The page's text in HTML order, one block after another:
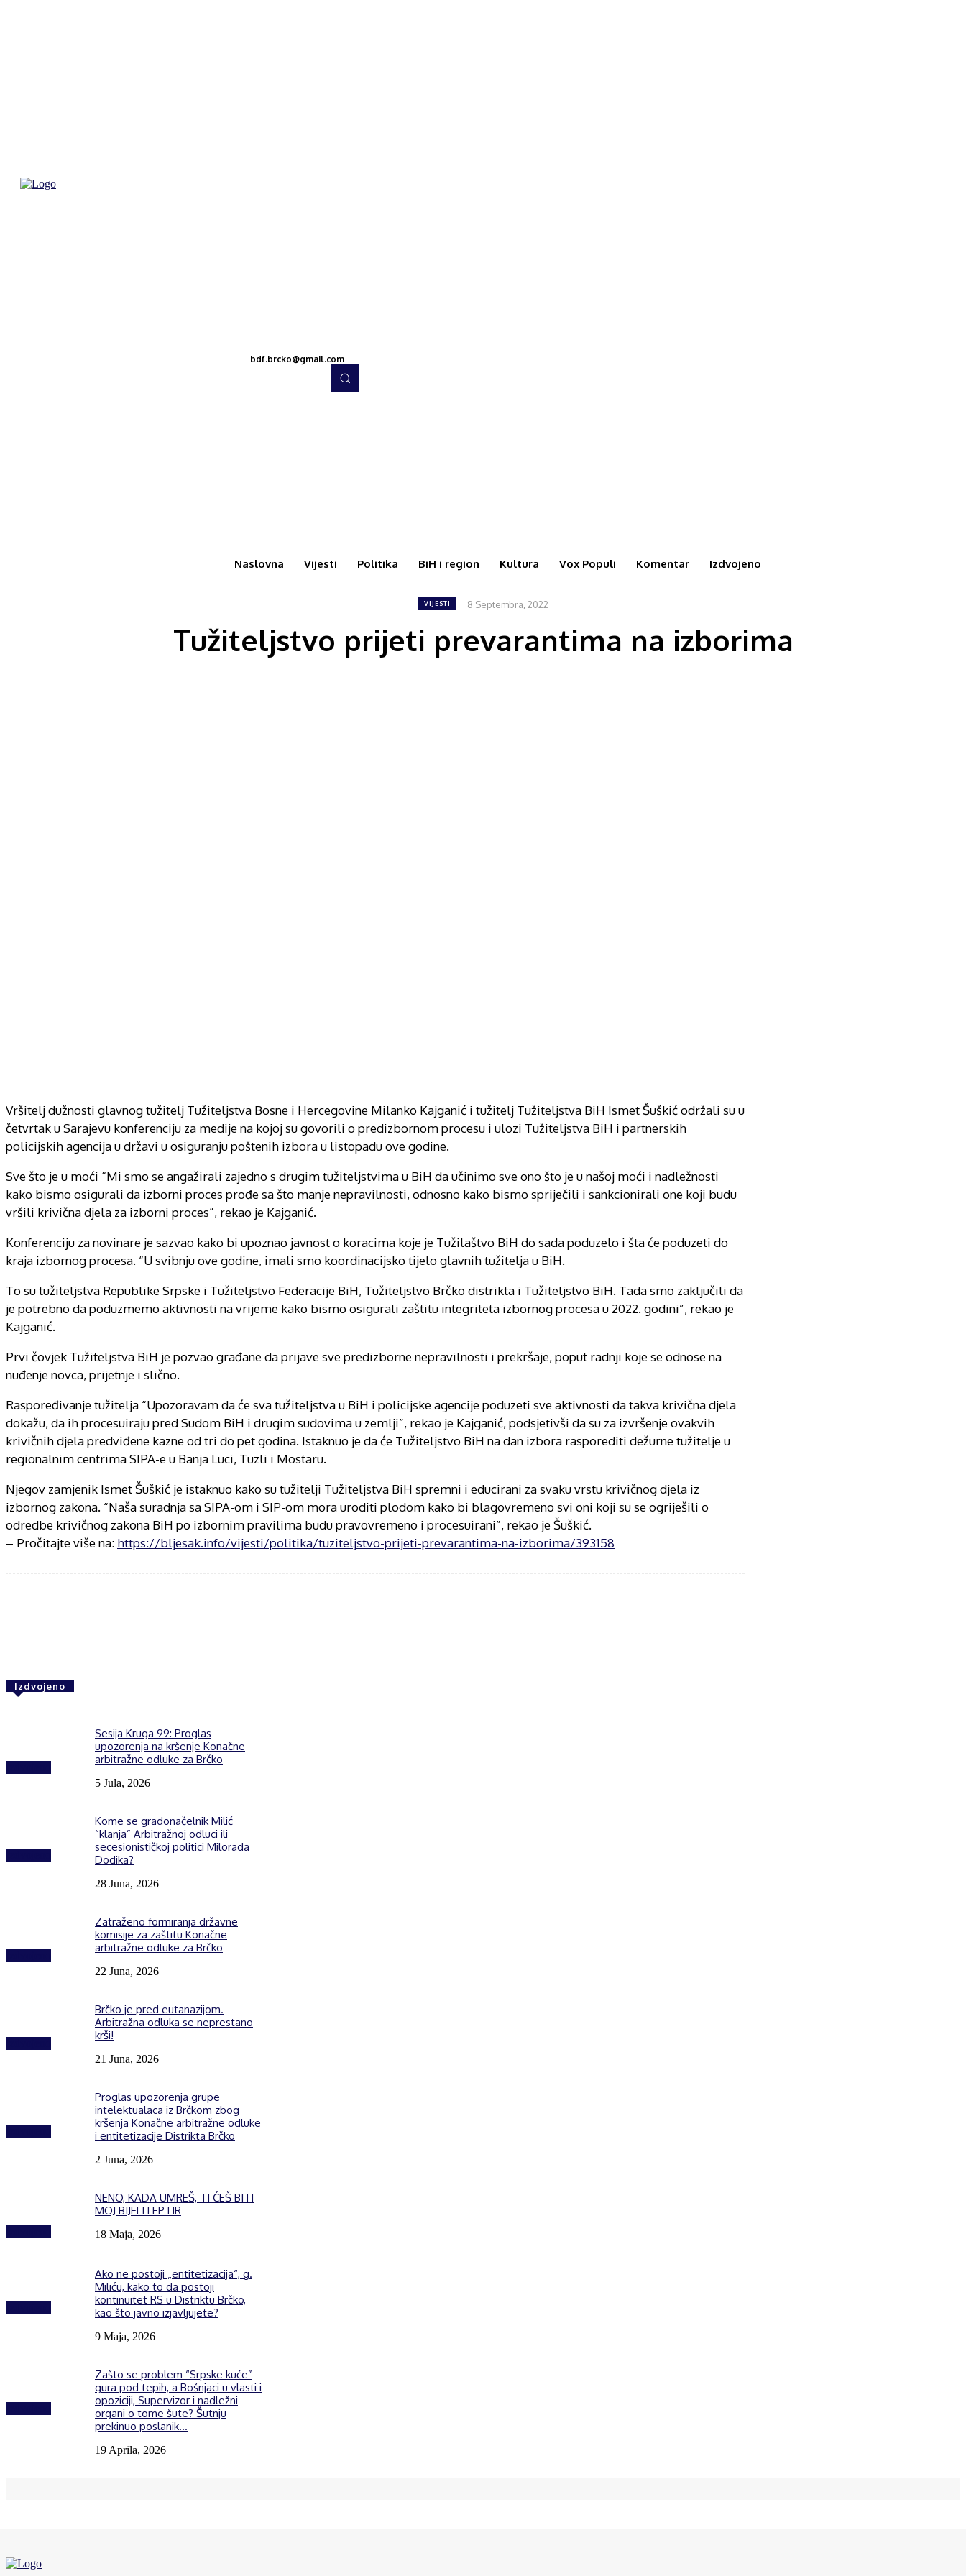
bdf.brcko@gmail.com
Naslovna Vijesti Politika BiH i region Kultura Vox Populi Komentar Izdvojeno
VIJESTI 8 Septembra, 2022
Tužiteljstvo prijeti prevarantima na izborima
Vršitelj dužnosti glavnog tužitelj Tužiteljstva Bosne i Hercegovine Milanko Kajganić i tužitelj Tužiteljstva BiH Ismet Šuškić održali su u
četvrtak u Sarajevu konferenciju za medije na kojoj su govorili o predizbornom procesu i ulozi Tužiteljstva BiH i partnerskih
policijskih agencija u državi u osiguranju poštenih izbora u listopadu ove godine.
Sve što je u moći “Mi smo se angažirali zajedno s drugim tužiteljstvima u BiH da učinimo sve ono što je u našoj moći i nadležnosti
kako bismo osigurali da izborni proces prođe sa što manje nepravilnosti, odnosno kako bismo spriječili i sankcionirali one koji budu
vršili krivična djela za izborni proces”, rekao je Kajganić.
Konferenciju za novinare je sazvao kako bi upoznao javnost o koracima koje je Tužilaštvo BiH do sada poduzelo i šta će poduzeti do
kraja izbornog procesa. “U svibnju ove godine, imali smo koordinacijsko tijelo glavnih tužitelja u BiH.
To su tužiteljstva Republike Srpske i Tužiteljstvo Federacije BiH, Tužiteljstvo Brčko distrikta i Tužiteljstvo BiH. Tada smo zaključili da
je potrebno da poduzmemo aktivnosti na vrijeme kako bismo osigurali zaštitu integriteta izbornog procesa u 2022. godini”, rekao je
Kajganić.
Prvi čovjek Tužiteljstva BiH je pozvao građane da prijave sve predizborne nepravilnosti i prekršaje, poput radnji koje se odnose na
nuđenje novca, prijetnje i slično.
Raspoređivanje tužitelja “Upozoravam da će sva tužiteljstva u BiH i policijske agencije poduzeti sve aktivnosti da takva krivična djela
dokažu, da ih procesuiraju pred Sudom BiH i drugim sudovima u zemlji”, rekao je Kajganić, podsjetivši da su za izvršenje ovakvih
krivičnih djela predviđene kazne od tri do pet godina. Istaknuo je da će Tužiteljstvo BiH na dan izbora rasporediti dežurne tužitelje u
regionalnim centrima SIPA-e u Banja Luci, Tuzli i Mostaru.
Njegov zamjenik Ismet Šuškić je istaknuo kako su tužitelji Tužiteljstva BiH spremni i educirani za svaku vrstu krivičnog djela iz
izbornog zakona. “Naša suradnja sa SIPA-om i SIP-om mora uroditi plodom kako bi blagovremeno svi oni koji su se ogriješili o
odredbe krivičnog zakona BiH po izbornim pravilima budu pravovremeno i procesuirani”, rekao je Šuškić.
– Pročitajte više na: https://bljesak.info/vijesti/politika/tuziteljstvo-prijeti-prevarantima-na-izborima/393158
Izdvojeno
Sesija Kruga 99: Proglas
upozorenja na kršenje Konačne
arbitražne odluke za Brčko
5 Jula, 2026
Kome se gradonačelnik Milić
“klanja” Arbitražnoj odluci ili
secesionističkoj politici Milorada
Dodika?
28 Juna, 2026
Zatraženo formiranja državne
komisije za zaštitu Konačne
arbitražne odluke za Brčko
22 Juna, 2026
Brčko je pred eutanazijom.
Arbitražna odluka se neprestano
krši!
21 Juna, 2026
Proglas upozorenja grupe
intelektualaca iz Brčkom zbog
kršenja Konačne arbitražne odluke
i entitetizacije Distrikta Brčko
2 Juna, 2026
NENO, KADA UMREŠ, TI ĆEŠ BITI
MOJ BIJELI LEPTIR
18 Maja, 2026
Ako ne postoji „entitetizacija“, g.
Miliću, kako to da postoji
kontinuitet RS u Distriktu Brčko,
kao što javno izjavljujete?
9 Maja, 2026
Zašto se problem “Srpske kuće”
gura pod tepih, a Bošnjaci u vlasti i
opoziciji, Supervizor i nadležni
organi o tome šute? Šutnju
prekinuo poslanik...
19 Aprila, 2026